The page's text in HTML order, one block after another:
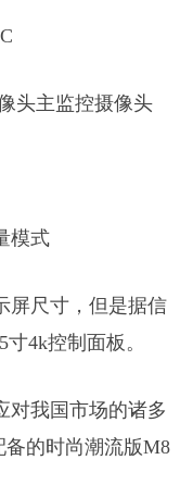
头主监控摄像头
模式
屏尺寸，但是据信
4k控制面板。
对我国市场的诸多
的时尚潮流版M8